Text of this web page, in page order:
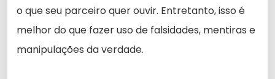
o que seu parceiro quer ouvir. Entretanto, isso é
melhor do que fazer uso de falsidades, mentiras e
manipulações da verdade.